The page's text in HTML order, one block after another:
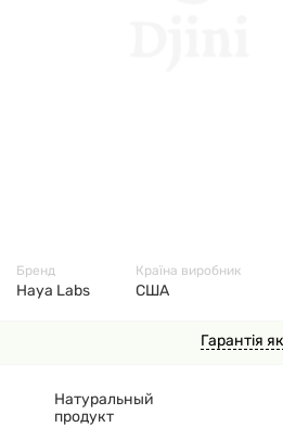
Гарантія
Натуральный
продукт
Бренд
Haya Labs
Країна виробник
США